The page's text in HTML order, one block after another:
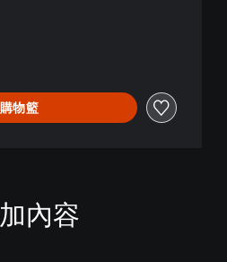
物籃
內容